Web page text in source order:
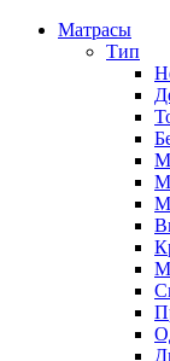
Матрасы
Тип